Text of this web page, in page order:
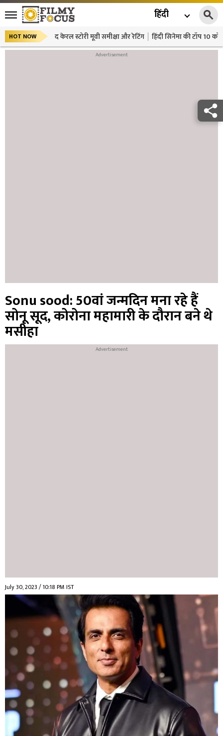
हिंदी
HOT NOW द केरल स्टोरी मूवी समीक्षा और रेटिंग हिंदी सिनेमा की टॉप 10
Sonu sood: 50वां जन्मदिन मना रहे हैं
सोनू सूद, कोरोना महामारी के दौरान बने थे
मसीहा
July 30, 2023 / 10:18 PM IST